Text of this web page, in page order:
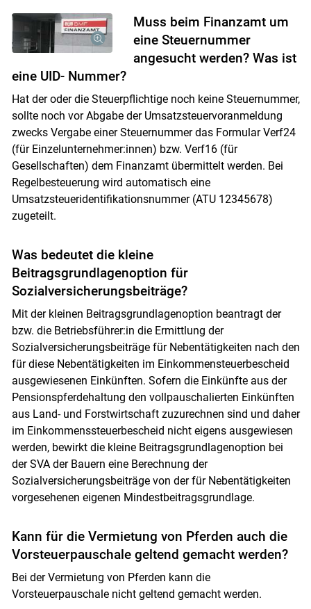
Muss beim Finanzamt um
eine Steuernummer
angesucht werden? Was ist
eine UID- Nummer?
Hat der oder die Steuerpflichtige noch keine Steuernummer,
sollte noch vor Abgabe der Umsatzsteuervoranmeldung
zwecks Vergabe einer Steuernummer das Formular Verf24
(für Einzelunternehmer:innen) bzw. Verf16 (für
Gesellschaften) dem Finanzamt übermittelt werden. Bei
Regelbesteuerung wird automatisch eine
Umsatzsteueridentifikationsnummer (ATU 12345678)
zugeteilt.
Was bedeutet die kleine
Beitragsgrundlagenoption für
Sozialversicherungsbeiträge?
Mit der kleinen Beitragsgrundlagenoption beantragt der
bzw. die Betriebsführer:in die Ermittlung der
Sozialversicherungsbeiträge für Nebentätigkeiten nach den
für diese Nebentätigkeiten im Einkommensteuerbescheid
ausgewiesenen Einkünften. Sofern die Einkünfte aus der
Pensionspferdehaltung den vollpauschalierten Einkünften
aus Land- und Forstwirtschaft zuzurechnen sind und daher
im Einkommenssteuerbescheid nicht eigens ausgewiesen
werden, bewirkt die kleine Beitragsgrundlagenoption bei
der SVA der Bauern eine Berechnung der
Sozialversicherungsbeiträge von der für Nebentätigkeiten
vorgesehenen eigenen Mindestbeitragsgrundlage.
Kann für die Vermietung von Pferden auch die
Vorsteuerpauschale geltend gemacht werden?
Bei der Vermietung von Pferden kann die
Vorsteuerpauschale nicht geltend gemacht werden.